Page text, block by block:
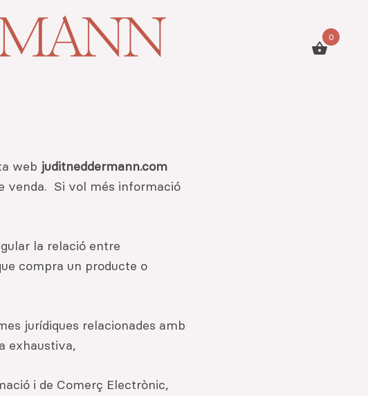
web juditneddermann.com
venda. Si vol més informació
la relació entre
compra un producte o
jurídiques relacionades amb
exhaustiva,
i de Comerç Electrònic,
0